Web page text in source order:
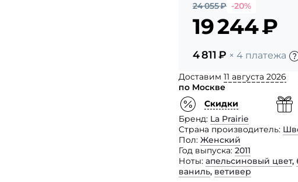
24 055₽ -20%
19 244₽
4 811₽ × 4 платежа
Доставим 11 августа 2026
по Москве
Скидки
Бренд La Prairie
Страна производитель
Пол Женский
Год выпуска 2011
Ноты апельсиновый цвет,
ваниль, ветивер